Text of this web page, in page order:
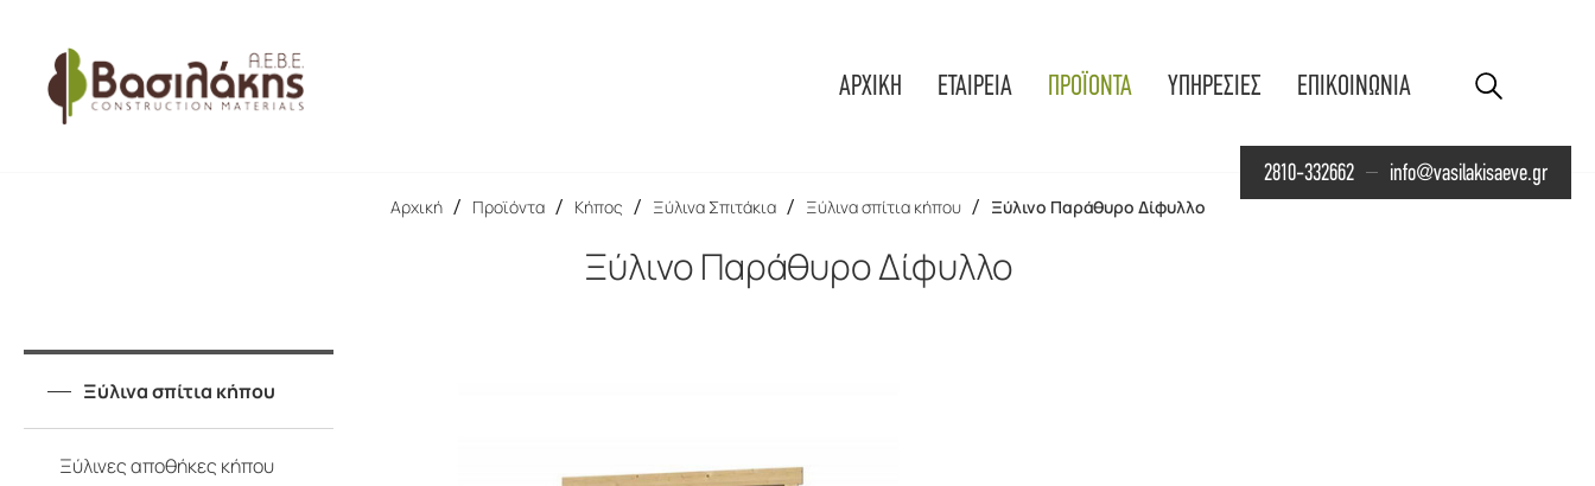
ΑΡΧΙΚΗ ΕΤΑΙΡΕΙΑ ΠΡΟΪΟΝΤΑ ΥΠΗΡΕΣΙΕΣ ΕΠΙΚΟΙΝΩΝΙΑ
ΟΙΚΟΔΟΜΙΚΗ ΞΥΛΕΙΑ
2810-332662 info@vasilakisaeve.gr
Αρχική / Προϊόντα / Κήπος / Ξύλινα Σπιτάκια / Ξύλινα σπίτια κήπου / Ξύλινο Παράθυρο Δίφυλλο
Ξύλινο Παράθυρο Δίφυλλο
Ξύλινα σπίτια κήπου
Ξύλινες αποθήκες κήπου